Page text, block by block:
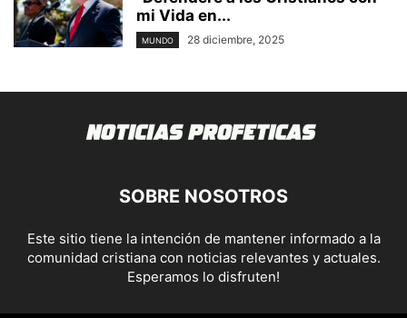
mi Vida en...
MUNDO 28 diciembre, 2025
SOBRE NOSOTROS
Este sitio tiene la intención de mantener informado a la
comunidad cristiana con noticias relevantes y actuales.
Esperamos lo disfruten!